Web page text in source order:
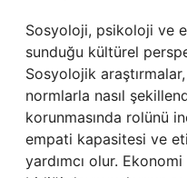
Sosyoloji, psikoloji ve
sunduğu kültürel
Sosyolojik
normlarla nasıl
korunmasında rolünü
empati kapasitesi ve
yardımcı olur.